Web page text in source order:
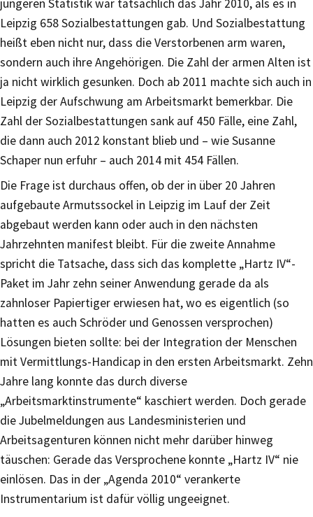
jüngeren Statistik war tatsächlich das Jahr 2010, als es in
Leipzig 658 Sozialbestattungen gab. Und Sozialbestattung
heißt eben nicht nur, dass die Verstorbenen arm waren,
sondern auch ihre Angehörigen. Die Zahl der armen Alten ist
ja nicht wirklich gesunken. Doch ab 2011 machte sich auch in
Leipzig der Aufschwung am Arbeitsmarkt bemerkbar. Die
Zahl der Sozialbestattungen sank auf 450 Fälle, eine Zahl,
die dann auch 2012 konstant blieb und – wie Susanne
Schaper nun erfuhr – auch 2014 mit 454 Fällen.
Die Frage ist durchaus offen, ob der in über 20 Jahren
aufgebaute Armutssockel in Leipzig im Lauf der Zeit
abgebaut werden kann oder auch in den nächsten
Jahrzehnten manifest bleibt. Für die zweite Annahme
spricht die Tatsache, dass sich das komplette „Hartz IV“-
Paket im Jahr zehn seiner Anwendung gerade da als
zahnloser Papiertiger erwiesen hat, wo es eigentlich (so
hatten es auch Schröder und Genossen versprochen)
Lösungen bieten sollte: bei der Integration der Menschen
mit Vermittlungs-Handicap in den ersten Arbeitsmarkt. Zehn
Jahre lang konnte das durch diverse
„Arbeitsmarktinstrumente“ kaschiert werden. Doch gerade
die Jubelmeldungen aus Landesministerien und
Arbeitsagenturen können nicht mehr darüber hinweg
täuschen: Gerade das Versprochene konnte „Hartz IV“ nie
einlösen. Das in der „Agenda 2010“ verankerte
Instrumentarium ist dafür völlig ungeeignet.